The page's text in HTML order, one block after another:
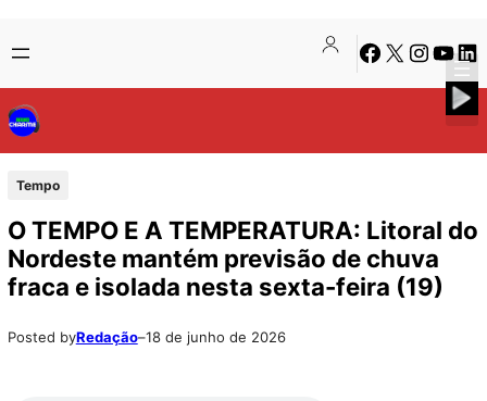
para
o
conteúdo
to
content
Facebook
X Instagram
Tempo
O TEMPO E A TEMPERATURA: Litoral do
Nordeste mantém previsão de chuva
fraca e isolada nesta sexta-feira (19)
Posted byRedação–18 de junho de 2026